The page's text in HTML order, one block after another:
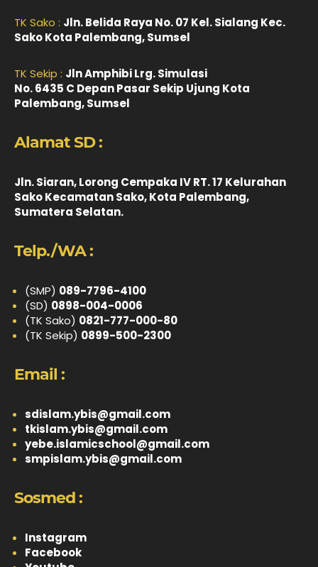
TK Sako : Jln. Belida Raya No. 07 Kel. Sialang Kec.
Sako Kota Palembang, Sumsel
TK Sekip : Jln Amphibi Lrg. Simulasi
No. 6435 C Depan Pasar Sekip Ujung Kota
Palembang, Sumsel
Alamat SD :
Jln. Siaran, Lorong Cempaka IV RT. 17 Kelurahan
Sako Kecamatan Sako, Kota Palembang,
Sumatera Selatan.
Telp./WA :
(SMP) 089-7796-4100
(SD) 0898-004-0006
(TK Sako) 0821-777-000-80
(TK Sekip) 0899-500-2300
Email :
sdislam.ybis@gmail.com
tkislam.ybis@gmail.com
yebe.islamicschool@gmail.com
smpislam.ybis@gmail.com
Sosmed :
Instagram
Facebook